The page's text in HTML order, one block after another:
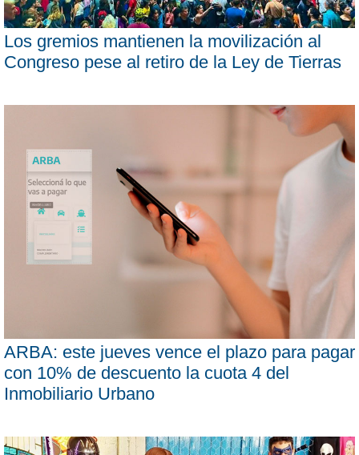
Los gremios mantienen la movilización al
Congreso pese al retiro de la Ley de Tierras
ARBA: este jueves vence el plazo para pagar
con 10% de descuento la cuota 4 del
Inmobiliario Urbano